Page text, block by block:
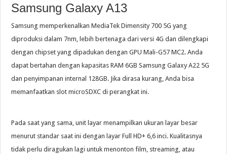
Samsung Galaxy A13
Samsung memperkenalkan MediaTek Dimensity 700 5G yang
diproduksi dalam 7nm, lebih bertenaga dari versi 4G dan dilengkapi
dengan chipset yang dipadukan dengan GPU Mali-G57 MC2. Anda
dapat bertahan dengan kapasitas RAM 6GB Samsung Galaxy A22 5G
dan penyimpanan internal 128GB. Jika dirasa kurang, Anda bisa
memanfaatkan slot microSDXC di perangkat ini.
Pada saat yang sama, unit layar menampilkan ukuran layar besar
menurut standar saat ini dengan layar Full HD+ 6,6 inci. Kualitasnya
tidak perlu diragukan lagi untuk menonton film, streaming, atau